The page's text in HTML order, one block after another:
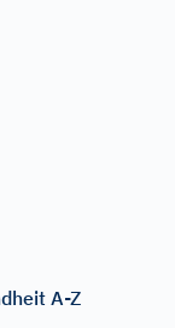
A-Z